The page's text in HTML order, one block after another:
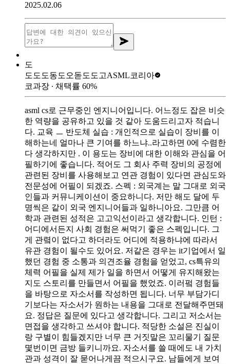
2025.02.06
도
도도도동도오돋도도고ASML코리아
코과장 ∙ 채택률 60%
asml cs로 근무중인 엔지니어입니다. 어느정도 잡은 비슷
한 역량을 공유하고 있을 것 같아 도움드리고자 적습니
다. 교육 ㅡ 반도체 실습 : 개인적으로 실습이 장비를 이
해하는네 얼마나 큰 기여를 하느냐..라고하면 0에 수렴한
다 생각하지만 . 이 용도는 장비에 대한 이해와 관심을 어
필하기에 좋습니다. 적어도 그 회사 주력 장비의 공정에
관련된 장비를 사용해보고 연관 경험이 있다면 관심도와
전문성에 어필이 되겠죠. 스펙 : 외국계는 말 그대로 외국
인들과 커뮤니케이션이 중요하니다. 저만 해도 달에 두
명씩은 같이 외국 엔지니어들과 일하니아요. 그만큼 어
학과 관련된 성적은 고고익선이라고 생각합니다. 인턴 :
어디에서든지 사회 경험은 써먹기 좋은 스펙입니다. 그
게 관렼이 없다고 하더라도 어디에 적용하냐에 따라서
유관 경험이 될수도 있어요. 저같은 경우는 it기업에서 일
했던 경험 중 소통과 의견조율 경험을 얻었고, cs특유의
체력 어필을 실제 제가 일을 하면서 어떻게 유지해왔는
지도 스토리를 만들면서 어필을 했었죠. 이러펔 경험들
을 바탕으로 자소서를 작성하면 됩니다. 너무 부담가디
기보다는 자소서가 원하는 내용을 그대로 전달해주면돼
요. 정답은 질문에 있다고 생각합니다. 그리고 저소서는
면접을 생각하고 쓰셔야 합니다. 적당한 소설은 진실이
랑 구별이 힘들겠지만 너무 큰 거짓말은 꼬리물기 질문
몇번이면 금방 들키니까요. 자소서를 쓸 때에도 내 가치
관과 성격이 잘 묻어나게끔 적으시구요. 남들에게 보여